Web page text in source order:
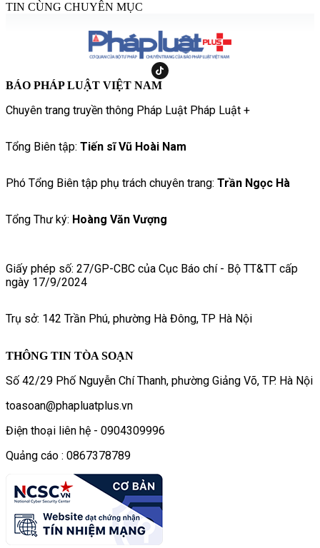
TIN CÙNG CHUYÊN MỤC
BÁO PHÁP LUẬT VIỆT NAM
Chuyên trang truyền thông Pháp Luật Pháp Luật +
Tổng Biên tập: Tiến sĩ Vũ Hoài Nam
Phó Tổng Biên tập phụ trách chuyên trang: Trần Ngọc Hà
Tổng Thư ký: Hoàng Văn Vượng
Giấy phép số: 27/GP-CBC của Cục Báo chí - Bộ TT&TT cấp
ngày 17/9/2024
Trụ sở: 142 Trần Phú, phường Hà Đông, TP Hà Nội
THÔNG TIN TÒA SOẠN
Số 42/29 Phố Nguyễn Chí Thanh, phường Giảng Võ, TP. Hà Nội
toasoan@phapluatplus.vn
Điện thoại liên hệ - 0904309996
Quảng cáo : 0867378789